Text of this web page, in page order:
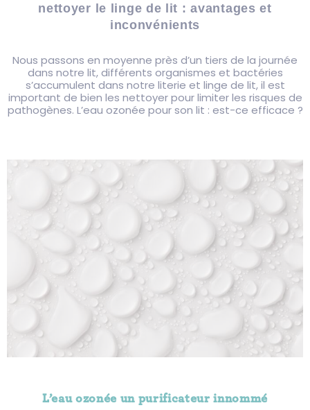
nettoyer le linge de lit : avantages et
inconvénients
Nous passons en moyenne près d’un tiers de la journée
dans notre lit, différents organismes et bactéries
s’accumulent dans notre literie et linge de lit, il est
important de bien les nettoyer pour limiter les risques de
pathogènes. L’eau ozonée pour son lit : est-ce efficace ?
L’eau ozonée un purificateur innommé